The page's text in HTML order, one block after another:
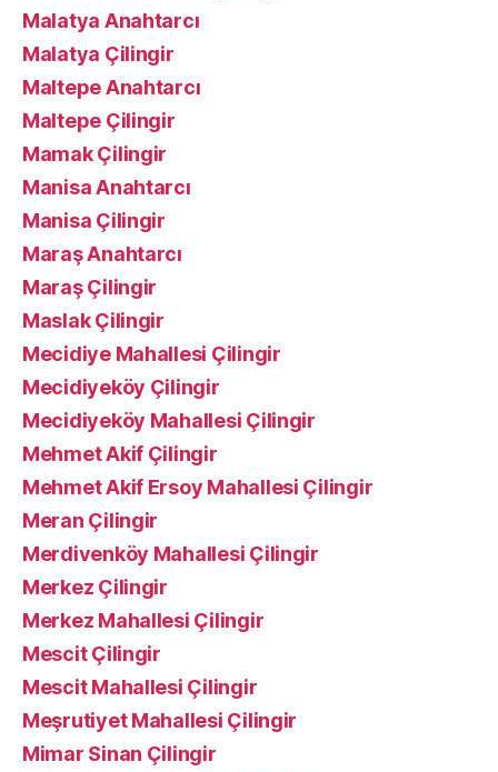
Malatya Anahtarcı
Malatya Çilingir
Maltepe Anahtarcı
Maltepe Çilingir
Mamak Çilingir
Manisa Anahtarcı
Manisa Çilingir
Maraş Anahtarcı
Maraş Çilingir
Maslak Çilingir
Mecidiye Mahallesi Çilingir
Mecidiyeköy Çilingir
Mecidiyeköy Mahallesi Çilingir
Mehmet Akif Çilingir
Mehmet Akif Ersoy Mahallesi Çilingir
Meran Çilingir
Merdivenköy Mahallesi Çilingir
Merkez Çilingir
Merkez Mahallesi Çilingir
Mescit Çilingir
Mescit Mahallesi Çilingir
Meşrutiyet Mahallesi Çilingir
Mimar Sinan Çilingir